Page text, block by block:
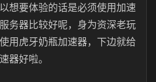
想要体验的话是必须使用加速
务器比较好呢，身为资深老玩
用虎牙奶瓶加速器，下边就给
器好啦。